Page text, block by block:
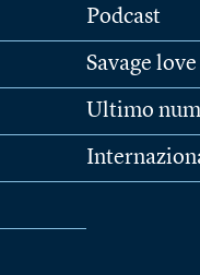
Podcast
Savage love
Ultimo